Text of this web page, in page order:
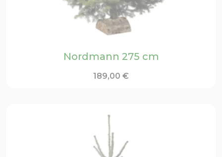
Nordmann 275 cm
189,00 €